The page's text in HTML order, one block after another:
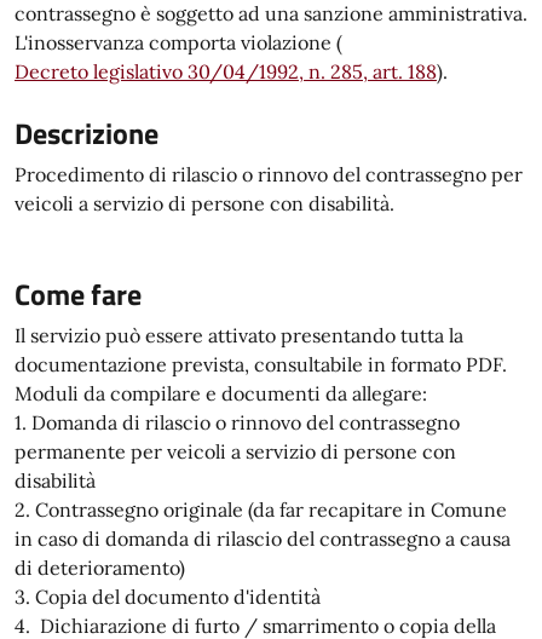
contrassegno è soggetto ad una sanzione amministrativa.
L'inosservanza comporta violazione (
Decreto legislativo 30/04/1992, n. 285, art. 188).
Descrizione
Procedimento di rilascio o rinnovo del contrassegno per
veicoli a servizio di persone con disabilità.
Come fare
Il servizio può essere attivato presentando tutta la
documentazione prevista, consultabile in formato PDF.
Moduli da compilare e documenti da allegare:
1. Domanda di rilascio o rinnovo del contrassegno
permanente per veicoli a servizio di persone con
disabilità
2. Contrassegno originale (da far recapitare in Comune
in caso di domanda di rilascio del contrassegno a causa
di deterioramento)
3. Copia del documento d'identità
4. Dichiarazione di furto / smarrimento o copia della